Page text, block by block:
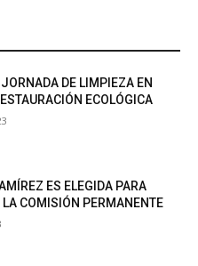
DE LIMPIEZA EN
ECOLÓGICA
ES ELEGIDA PARA
LA COMISIÓN PERMANENTE